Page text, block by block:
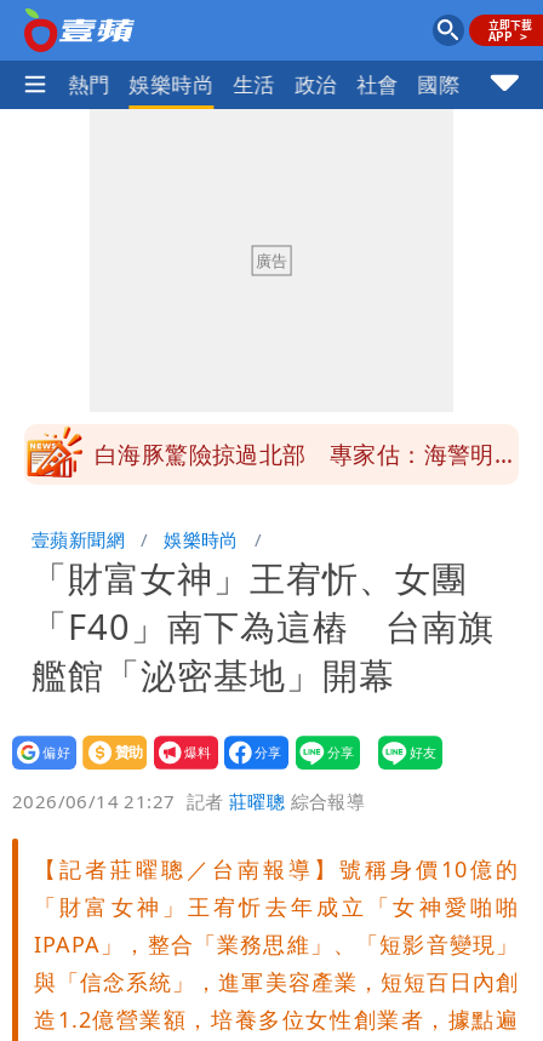
焦點 熱門 娛樂時尚 生活 政治 社會 國際 財經
「終於能交代」 捐500萬獎學金延續愛
白海豚颱風逼近！鄭明典示警「恐遇黑潮
砸重金再買一整桌卡盒
白海豚驚險掠過北部 專家估：海警明發
「終於能交代」 捐500萬獎學金延續愛
白海豚颱風逼近！鄭明典示警「恐遇黑潮
變強」 路徑分歧藏警訊：不利強度維持
壹蘋新聞網 娛樂時尚
「財富女神」王宥忻、女團
「F40」南下為這樁 台南旗
艦館「泌密基地」開幕
設為
贊助
我要
爆料
2026/06/14 21:27 記者莊曜聰 綜合報導
【記者莊曜聰／台南報導】號稱身價10億的
「財富女神」王宥忻去年成立「女神愛啪啪
IPAPA」，整合「業務思維」、「短影音變現」
與「信念系統」，進軍美容產業，短短百日內創
造1.2億營業額，培養多位女性創業者，據點遍